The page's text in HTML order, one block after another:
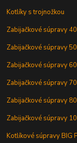
Kotlíky s trojnožkou
Zabijačkové súpravy
Zabijačkové súpravy
Zabijačkové súpravy
Zabijačkové súpravy
Zabijačkové súpravy
Zabijačkové súpravy
Kotlíkové súpravy BIG